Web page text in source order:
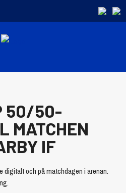
50/50-
MATCHEN
IF
digitalt och på matchdagen i arenan.